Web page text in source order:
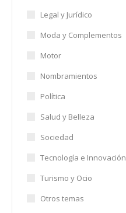
Legal y Jurídico
Moda y Complementos
Motor
Nombramientos
Política
Salud y Belleza
Sociedad
Tecnología e Innovación
Turismo y Ocio
Otros temas